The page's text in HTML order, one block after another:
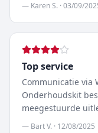
— Karen S. ·03/09/
Top service
Communicatie via
Onderhoudskit
meegestuurde
— Bart V. · 12/08/2025